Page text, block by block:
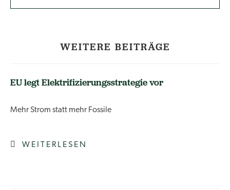
WEITERE BEITRÄGE
EU legt Elektrifizierungsstrategie vor
Mehr Strom statt mehr Fossile
WEITERLESEN